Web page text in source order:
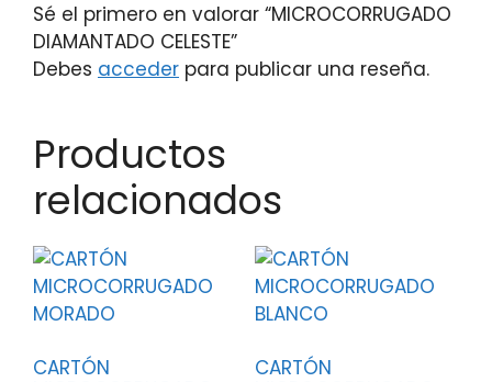
Sé el primero en valorar “MICROCORRUGADO
DIAMANTADO CELESTE”
Debes acceder para publicar una reseña.
Productos
relacionados
CARTÓN
CARTÓN